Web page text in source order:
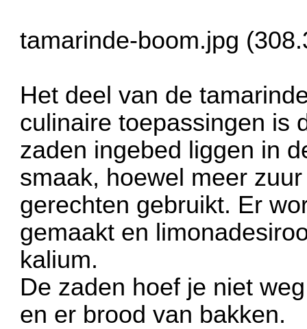
tamarinde-boom.jpg
Het deel van de
culinaire toepassingen is
zaden ingebed liggen in
smaak, hoewel meer
gerechten gebruikt. Er
gemaakt en
kalium.
De zaden hoef je niet
en er brood van bakken.